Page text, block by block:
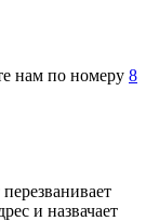
нам по номеру 8
и назвачает